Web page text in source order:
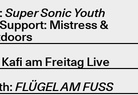
Super Sonic Youth
Mistress &
Kafi am Freitag Live
FLÜGEL AM FUSS